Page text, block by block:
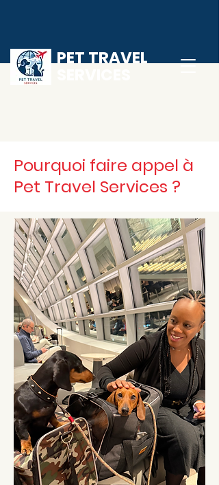
PET TRAVEL
Pourquoi faire appel à
Pet Travel Services ?